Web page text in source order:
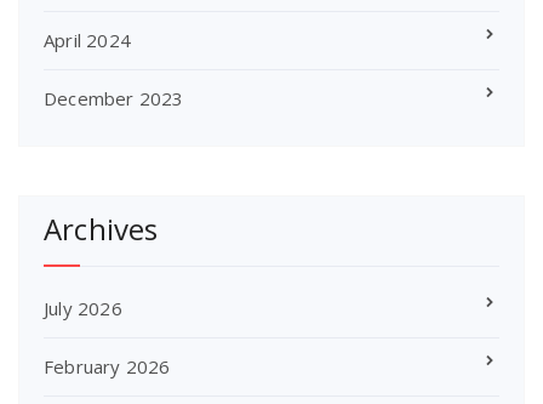
April 2024
December 2023
Archives
July 2026
February 2026